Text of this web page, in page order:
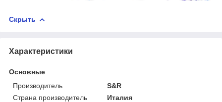
Скрыть
Характеристики
Основные
Производитель
S&R
Страна производитель
Италия